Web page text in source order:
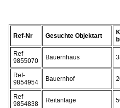
Ref-Nr Gesuchte Objektart
Ref-
9855070
Bauernhaus
Ref-
9854954
Bauernhof
Ref-
9854838
Reitanlage